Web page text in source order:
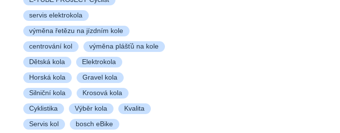
servis elektrokola
výměna řetězu na jízdním kole
centrování kol výměna plášťů na kole
Dětská kola Elektrokola
Horská kola Gravel kola
Silniční kola Krosová kola
Cyklistika Výběr kola Kvalita
Servis kol bosch eBike